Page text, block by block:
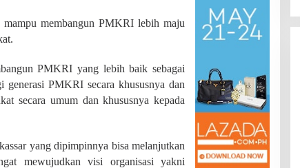
membangun PMKRI lebih maju
PMKRI yang lebih baik sebagai
generasi PMKRI secara khususnya dan
secara umum dan khususnya kepada
yang dipimpinnya bisa melanjutkan
mewujudkan visi organisasi yakni